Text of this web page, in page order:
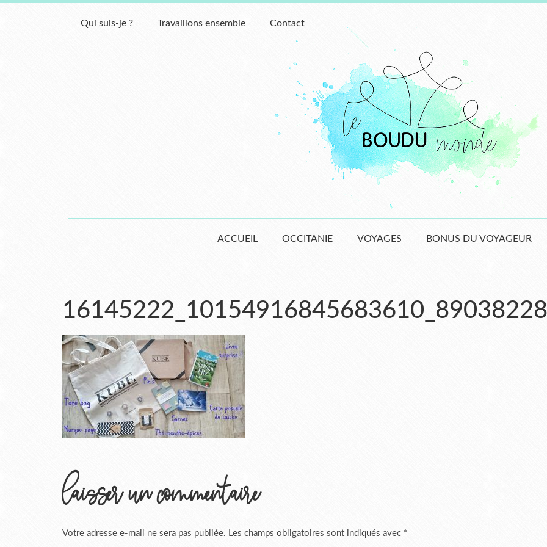
Qui suis-je ? Travaillons ensemble Contact
ACCUEIL OCCITANIE VOYAGES BONUS DU VOYAGEUR
laisser un commentaire
Votre adresse e-mail ne sera pas publiée. Les champs obligatoires sont indiqués avec *